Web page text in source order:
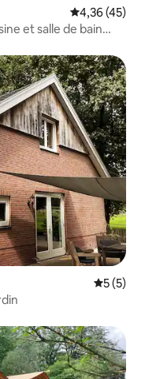
Évaluation
4,36 (45)
et salle de bain
5 (5)